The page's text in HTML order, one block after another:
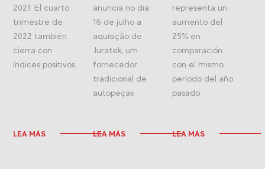
2021. El cuarto
trimestre de
2022 también
cierra con
índices positivos
LEA MÁS
anuncia no dia
16 de julho a
aquisição de
Juratek, um
fornecedor
tradicional de
autopeças
LEA MÁS
representa un
aumento del
25% en
comparación
con el mismo
período del año
pasado
LEA MÁS